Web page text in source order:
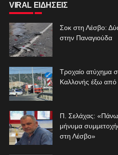
VIRAL ΕΙΔΗΣΕΙΣ
Σοκ στη Λέσβο:
στην Παναγιούδα
Τροχαίο ατύχημα
Καλλονής έξω από
Π. Σελάχας: «Πάνω
μήνυμα
στη Λέσβο»